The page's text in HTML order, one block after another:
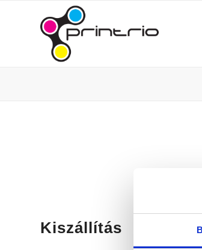
Kiszállítás